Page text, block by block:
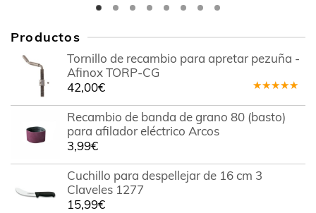
Productos
Tornillo de recambio para apretar pezuña -
Afinox TORP-CG
en5.00de
5
42,00€
Recambio de banda de grano 80 (basto)
para afilador eléctrico Arcos
3,99€
Cuchillo para despellejar de 16 cm 3
Claveles 1277
15,99€